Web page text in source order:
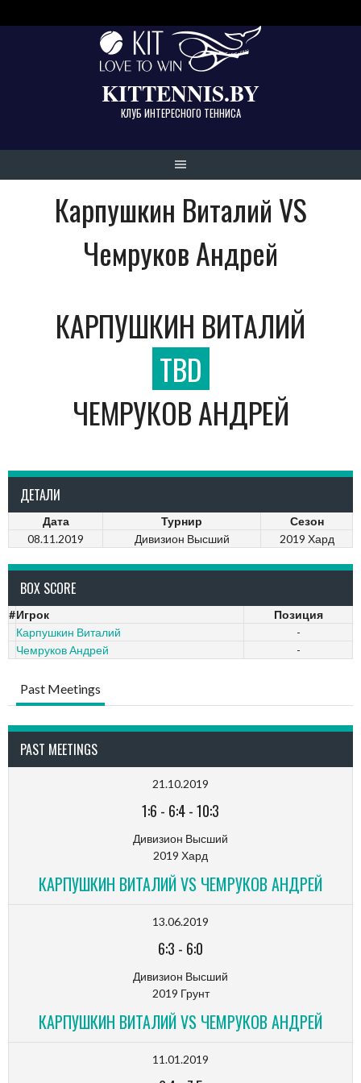
KITTENNIS.BY
КЛУБ ИНТЕРЕСНОГО ТЕННИСА
Карпушкин Виталий VS
Чемруков Андрей
КАРПУШКИН ВИТАЛИЙ
TBD
ЧЕМРУКОВ АНДРЕЙ
ДЕТАЛИ
Дата Турнир
Сезон
08.11.2019
Дивизион Высший 2019 Хард
BOX SCORE
#Игрок
Позиция
Карпушкин Виталий
-
Чемруков Андрей
-
Past Meetings
PAST MEETINGS
21.10.2019
1:6 - 6:4-10:3
Дивизион Высший
2019 Хард
КАРПУШКИН ВИТАЛИЙ VS ЧЕМРУКОВ АНДРЕЙ
13.06.2019
6:3 - 6:0
Дивизион Высший
2019 Грунт
КАРПУШКИН ВИТАЛИЙ VS ЧЕМРУКОВ АНДРЕЙ
11.01.2019